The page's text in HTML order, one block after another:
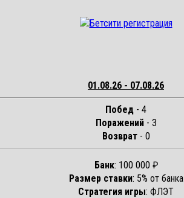
01.08.26 - 07.08.26
Побед - 4
Поражений- 3
Возврат- 0
Банк: 100 000 ₽
Размер ставки: 5% от банка
Стратегия игры: ФЛЭТ